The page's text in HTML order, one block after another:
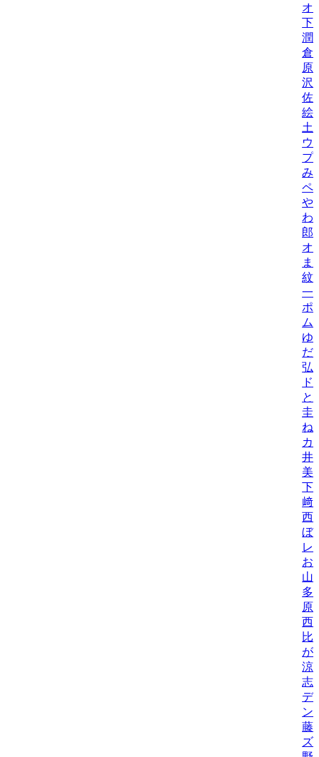
オ
下
潤/
倉
原
沢
佐
絵/
土
ウ
プ
み/
ペ/
や
わ
郎
オ
ま
紋/
一
ポ
ム
ゆ
だ
弘
ド
と
圭/
ね
カ
井
美/
下
﨑
西
ぼ/
レ
お
山
多
原
西
比
が
涼/
志
デ
ン
藤
ズ